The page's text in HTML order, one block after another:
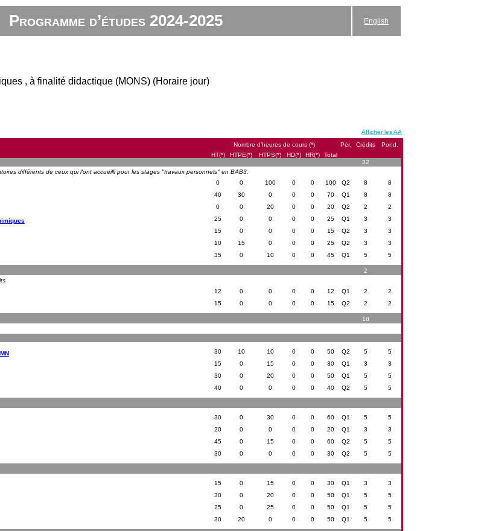
Programme d’études 2024-2025 English
, à finalité didactique (MONS) (Horaire jour)
Afficher les AA
Nombre d’heures de cours (*) Pér. Crédits
Pond.
HT(*)
HTPE(*) HTPS(*) HD(*) HR(*) Total
32
différents de ceux qui l'ont accueilli pour les stages "travaux personnels" en BAB3.
0 0 100 0 0 100 Q2 8 8
40 30 0 0 0 70 Q1 8 8
0 0 20 0 0 20 Q2 2 2
25 0 0 0 0 25 Q1 3 3
15 0 0 0 0 15 Q2 3 3
10 15 0 0 0 25 Q2 3 3
35 0 10 0 0 45 Q1 5 5
2
12 0 0 0 0 12 Q1 2 2
15 0 0 0 0 15 Q2 2 2
18
30 10 10 0 0 50 Q2 5 5
15 0 15 0 0 30 Q1 3 3
30 0 20 0 0 50 Q1 5 5
40 0 0 0 0 40 Q2 5 5
30 0 30 0 0 60 Q1 5 5
20 0 0 0 0 20 Q1 3 3
45 0 15 0 0 60 Q2 5 5
30 0 0 0 0 30 Q2 5 5
15 0 15 0 0 30 Q1 3 3
30 0 20 0 0 50 Q1 5 5
25 0 25 0 0 50 Q1 5 5
30 20 0 0 0 50 Q1 5 5